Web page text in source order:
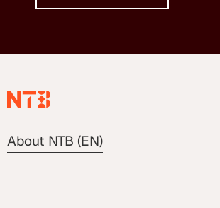
About NTB (EN)